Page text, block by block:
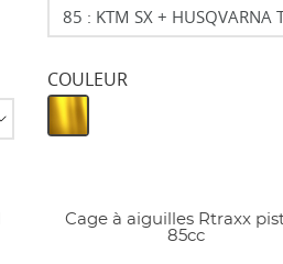
COULEUR
Cage à aiguilles Rtraxx
85cc